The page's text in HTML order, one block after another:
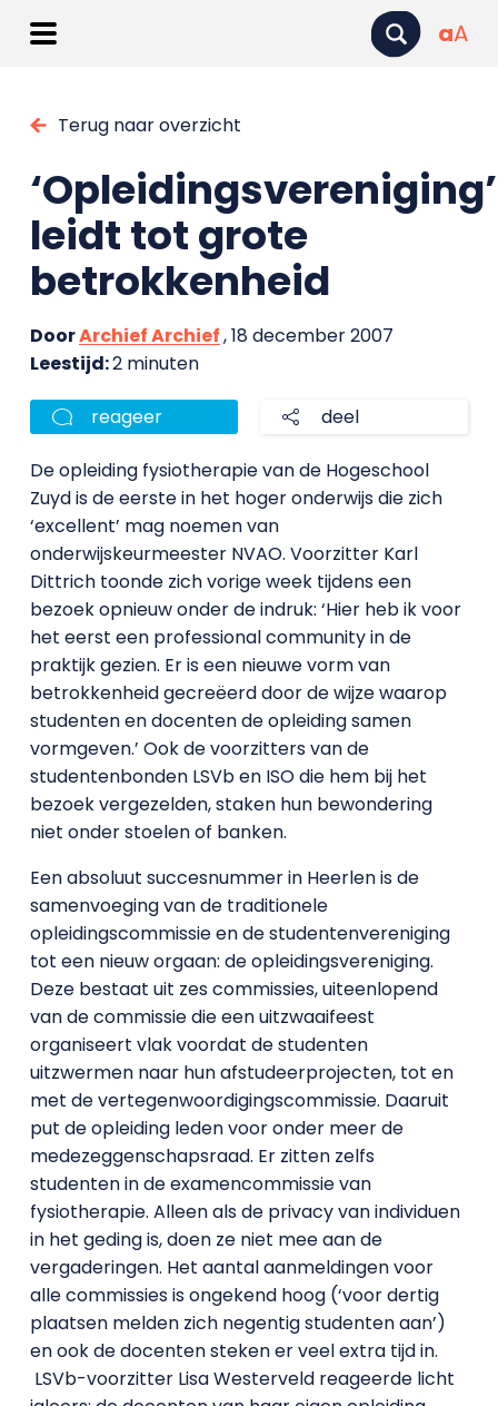
aA
Terug naar overzicht
‘Opleidingsvereniging’
leidt tot grote
betrokkenheid
DoorArchief Archief, 18 december 2007
Leestijd:2 minuten
reageer deel
De opleiding fysiotherapie van de Hogeschool
Zuyd is de eerste in het hoger onderwijs die zich
‘excellent’ mag noemen van
onderwijskeurmeester NVAO. Voorzitter Karl
Dittrich toonde zich vorige week tijdens een
bezoek opnieuw onder de indruk: ‘Hier heb ik voor
het eerst een professional community in de
praktijk gezien. Er is een nieuwe vorm van
betrokkenheid gecreëerd door de wijze waarop
studenten en docenten de opleiding samen
vormgeven.’ Ook de voorzitters van de
studentenbonden LSVb en ISO die hem bij het
bezoek vergezelden, staken hun bewondering
niet onder stoelen of banken.
Een absoluut succesnummer in Heerlen is de
samenvoeging van de traditionele
opleidingscommissie en de studentenvereniging
tot een nieuw orgaan: de opleidingsvereniging.
Deze bestaat uit zes commissies, uiteenlopend
van de commissie die een uitzwaaifeest
organiseert vlak voordat de studenten
uitzwermen naar hun afstudeerprojecten, tot en
met de vertegenwoordigingscommissie. Daaruit
put de opleiding leden voor onder meer de
medezeggenschapsraad. Er zitten zelfs
studenten in de examencommissie van
fysiotherapie. Alleen als de privacy van individuen
in het geding is, doen ze niet mee aan de
vergaderingen. Het aantal aanmeldingen voor
alle commissies is ongekend hoog (‘voor dertig
plaatsen melden zich negentig studenten aan’)
en ook de docenten steken er veel extra tijd in.
LSVb-voorzitter Lisa Westerveld reageerde licht